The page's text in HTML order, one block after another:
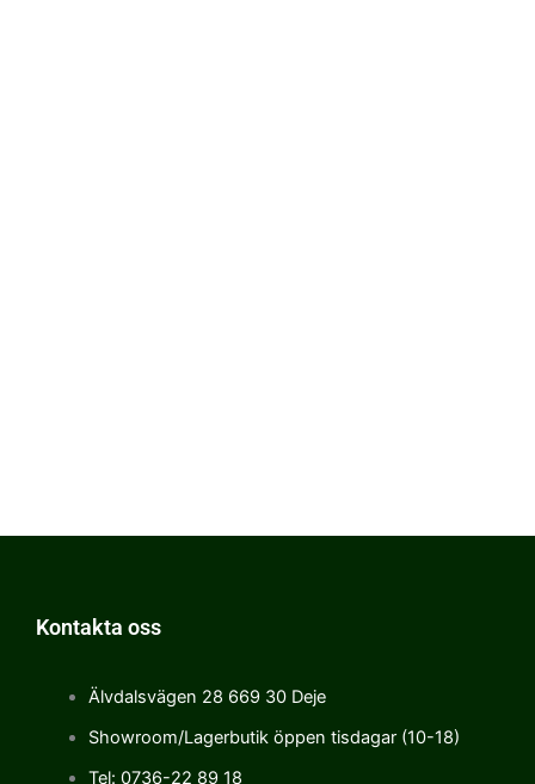
Kontakta oss
Älvdalsvägen 28 669 30 Deje
Showroom/Lagerbutik öppen tisdagar (10-18)
Tel: 0736-22 89 18